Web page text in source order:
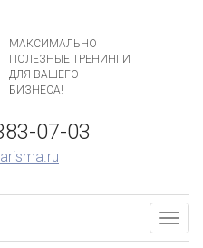
МАКСИМАЛЬНО
ПОЛЕЗНЫЕ ТРЕНИНГИ
ДЛЯ ВАШЕГО
БИЗНЕСА!
07-03